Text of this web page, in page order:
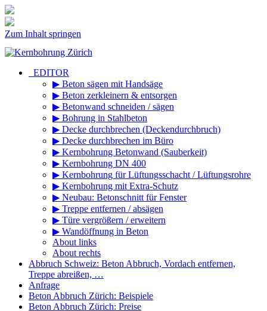
Zum Inhalt springen
_EDITOR
▶ Beton sägen mit Handsäge
▶ Beton zerkleinern & entsorgen
▶ Betonwand schneiden / sägen
▶ Bohrung in Stahlbeton
▶ Decke durchbrechen (Deckendurchbruch)
▶ Decke durchbrechen im Büro
▶ Kernbohrung Betonwand (Sauberkeit)
▶ Kernbohrung DN 400
▶ Kernbohrung für Lüftungsschacht / Lüftungsrohre
▶ Kernbohrung mit Extra-Schutz
▶ Neubau: Betonschnitt für Fenster
▶ Treppe entfernen / absägen
▶ Türe vergrößern / erweitern
▶ Wandöffnung in Beton
About links
About rechts
Abbruch Schweiz: Beton Abbruch, Vordach entfernen,
Treppe abreißen, …
Anfrage
Beton Abbruch Zürich: Beispiele
Beton Abbruch Zürich: Preise